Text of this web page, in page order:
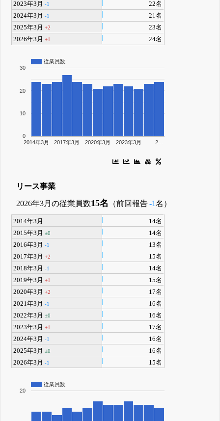
2023年3月-1
22名
2024年3月-1
21名
2025年3月+2
23名
2026年3月+1 24名
従業員数
2014年3月 2017年3月 2020年3月 2023年3月 2…
0
10
20
30
リース事業
2026年3月の従業員数15名 （前回報告-1名）
2014年3月
14名
2015年3月±0
14名
2016年3月-1
13名
2017年3月+2
15名
2018年3月-1
14名
2019年3月+1
15名
2020年3月+2
17名
2021年3月-1
16名
2022年3月±0
16名
2023年3月+1
17名
2024年3月-1
16名
2025年3月±0
16名
2026年3月-1 15名
従業員数
20